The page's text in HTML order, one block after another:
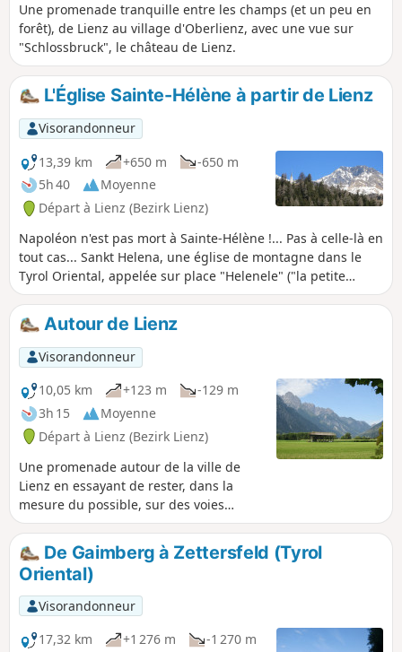
Une promenade tranquille entre les champs (et un peu en
forêt), de Lienz au village d'Oberlienz, avec une vue sur
"Schlossbruck", le château de Lienz.
L'Église Sainte-Hélène à partir de Lienz
Visorandonneur
13,39 km
+650 m
-650 m
5h 40
Moyenne
Départ à Lienz (Bezirk Lienz)
Napoléon n'est pas mort à Sainte-Hélène !... Pas à celle-là en
tout cas... Sankt Helena, une église de montagne dans le
Tyrol Oriental, appelée sur place "Helenele" ("la petite
Hélène"). Cette église se voit de loin, accrochée à flanc de
montagne, blanche comme une voile au milieu d'un océan
d'épicéas. Elle abrite dans sa clairière un tilleul étonnant et
offre une vue remarquable sur la chaine des Dolomites.
Pour y accéder : le Friedensweg (Chemin de la Paix). Retour
par la forêt et Oberlienz.
Autour de Lienz
Visorandonneur
10,05 km
+123 m
-129 m
3h 15
Moyenne
Départ à Lienz (Bezirk Lienz)
Une promenade autour de la ville de
Lienz en essayant de rester, dans la
mesure du possible, sur des voies
interdites aux engins motorisés. Ce ne
sera, hélas, pas toujours le cas, ville
oblige, mais il y en aura peu. Vous
pourrez ainsi découvrir les différentes
vallées et montagnes qui entourent la
cité.
De Gaimberg à Zettersfeld (Tyrol
Oriental)
Visorandonneur
17,32 km
+1 276 m
-1 270 m